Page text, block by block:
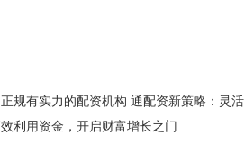
正规有实力的配资机构 通配资新策略：灵活
利用资金，开启财富增长之门